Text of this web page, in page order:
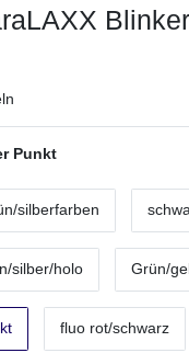
Punkt
silberfarben
silber/holo Grün/
fluo rot/schwarz